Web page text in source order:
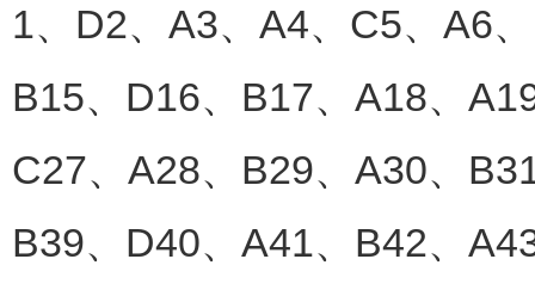
1、D2、A3、A4、C5、A6
B15、D16、B17、A18、
C27、A28、B29、A30、
B39、D40、A41、B42、